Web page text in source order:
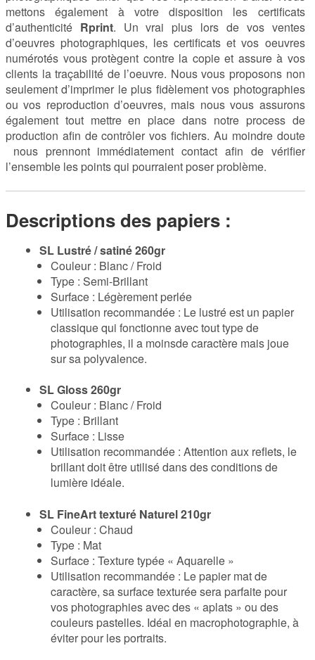
mettons également à votre disposition les certificats
d’authenticité Rprint. Un vrai plus lors de vos ventes
d’oeuvres photographiques, les certificats et vos oeuvres
numérotés vous protègent contre la copie et assure à vos
clients la traçabilité de l’oeuvre. Nous vous proposons non
seulement d’imprimer le plus fidèlement vos photographies
ou vos reproduction d’oeuvres, mais nous vous assurons
également tout mettre en place dans notre process de
production afin de contrôler vos fichiers. Au moindre doute
nous prennont immédiatement contact afin de vérifier
l’ensemble les points qui pourraient poser problème.
Descriptions des papiers :
SL Lustré / satiné 260gr
Couleur : Blanc / Froid
Type : Semi-Brillant
Surface : Légèrement perlée
Utilisation recommandée : Le lustré est un papier
classique qui fonctionne avec tout type de
photographies, il a moinsde caractère mais joue
sur sa polyvalence.
SL Gloss 260gr
Couleur : Blanc / Froid
Type : Brillant
Surface : Lisse
Utilisation recommandée : Attention aux reflets, le
brillant doit être utilisé dans des conditions de
lumière idéale.
SL FineArt texturé Naturel 210gr
Couleur : Chaud
Type : Mat
Surface : Texture typée « Aquarelle »
Utilisation recommandée : Le papier mat de
caractère, sa surface texturée sera parfaite pour
vos photographies avec des « aplats » ou des
couleurs pastelles. Idéal en macrophotographie, à
éviter pour les portraits.